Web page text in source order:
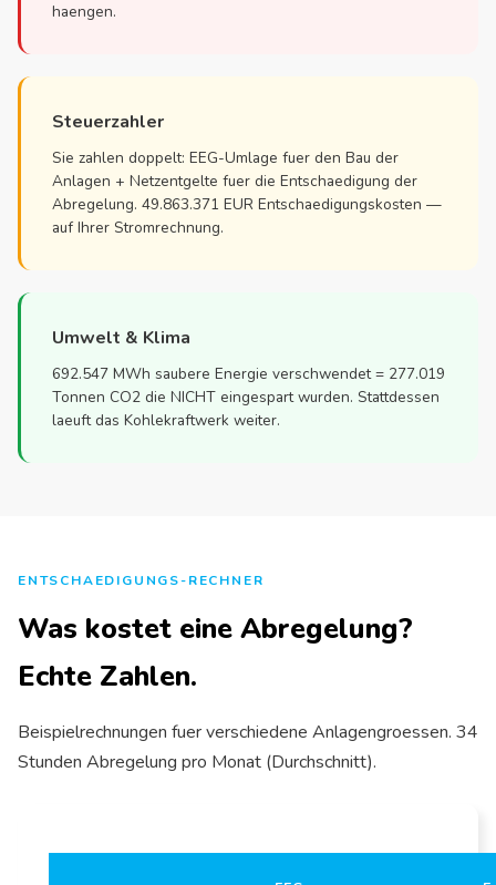
haengen.
Steuerzahler
Sie zahlen doppelt: EEG-Umlage fuer den Bau der
Anlagen + Netzentgelte fuer die Entschaedigung der
Abregelung. 49.863.371 EUR Entschaedigungskosten —
auf Ihrer Stromrechnung.
Umwelt & Klima
692.547 MWh saubere Energie verschwendet = 277.019
Tonnen CO2 die NICHT eingespart wurden. Stattdessen
laeuft das Kohlekraftwerk weiter.
ENTSCHAEDIGUNGS-RECHNER
Was kostet eine Abregelung?
Echte Zahlen.
Beispielrechnungen fuer verschiedene Anlagengroessen. 34
Stunden Abregelung pro Monat (Durchschnitt).